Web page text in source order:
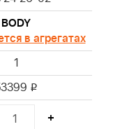
BODY
в агрегатах
1
i
+